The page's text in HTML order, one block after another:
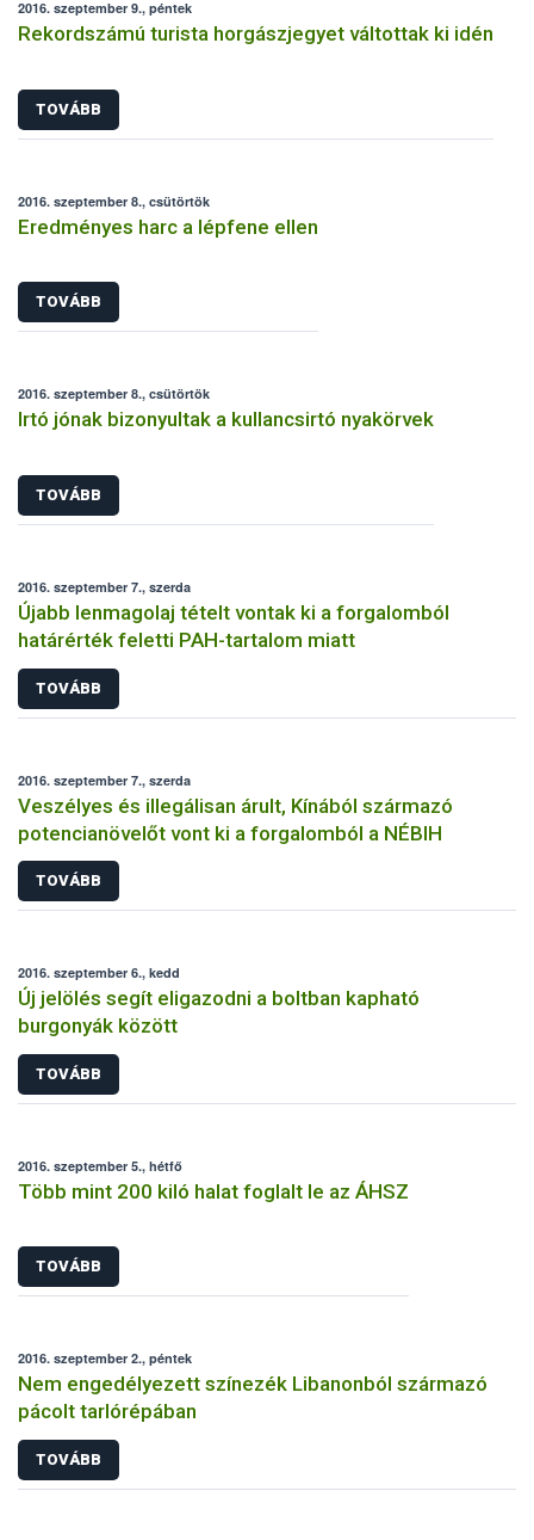
2016. szeptember 9., péntek
Rekordszámú turista horgászjegyet váltottak ki idén
TOVÁBB
2016. szeptember 8., csütörtök
Eredményes harc a lépfene ellen
TOVÁBB
2016. szeptember 8., csütörtök
Irtó jónak bizonyultak a kullancsirtó nyakörvek
TOVÁBB
2016. szeptember 7., szerda
Újabb lenmagolaj tételt vontak ki a forgalomból
határérték feletti PAH-tartalom miatt
TOVÁBB
2016. szeptember 7., szerda
Veszélyes és illegálisan árult, Kínából származó
potencianövelőt vont ki a forgalomból a NÉBIH
TOVÁBB
2016. szeptember 6., kedd
Új jelölés segít eligazodni a boltban kapható
burgonyák között
TOVÁBB
2016. szeptember 5., hétfő
Több mint 200 kiló halat foglalt le az ÁHSZ
TOVÁBB
2016. szeptember 2., péntek
Nem engedélyezett színezék Libanonból származó
pácolt tarlórépában
TOVÁBB